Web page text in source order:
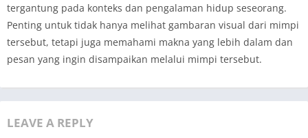
tergantung pada konteks dan pengalaman hidup seseorang.
Penting untuk tidak hanya melihat gambaran visual dari mimpi
tersebut, tetapi juga memahami makna yang lebih dalam dan
pesan yang ingin disampaikan melalui mimpi tersebut.
LEAVE A REPLY